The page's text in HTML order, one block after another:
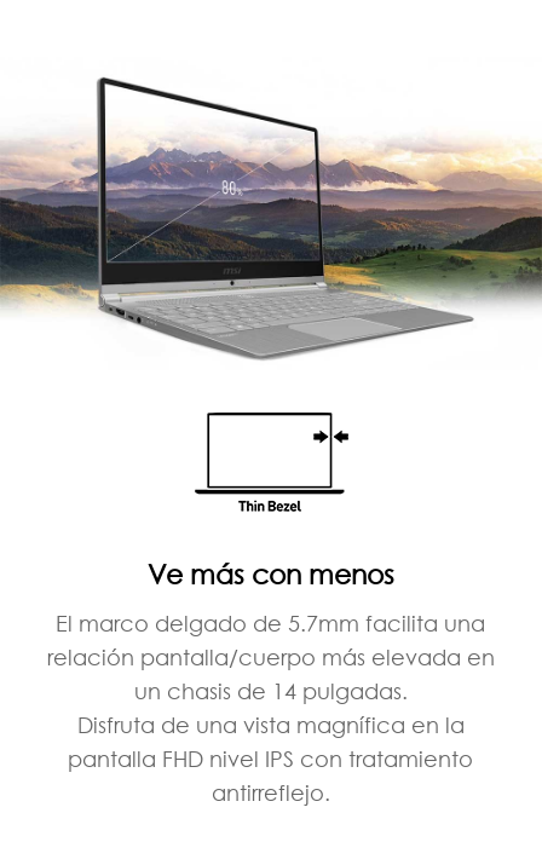
Ve más con menos
El marco delgado de 5.7mm facilita una
relación pantalla/cuerpo más elevada en
un chasis de 14 pulgadas.
Disfruta de una vista magnífica en la
pantalla FHD nivel IPS con tratamiento
antirreflejo.